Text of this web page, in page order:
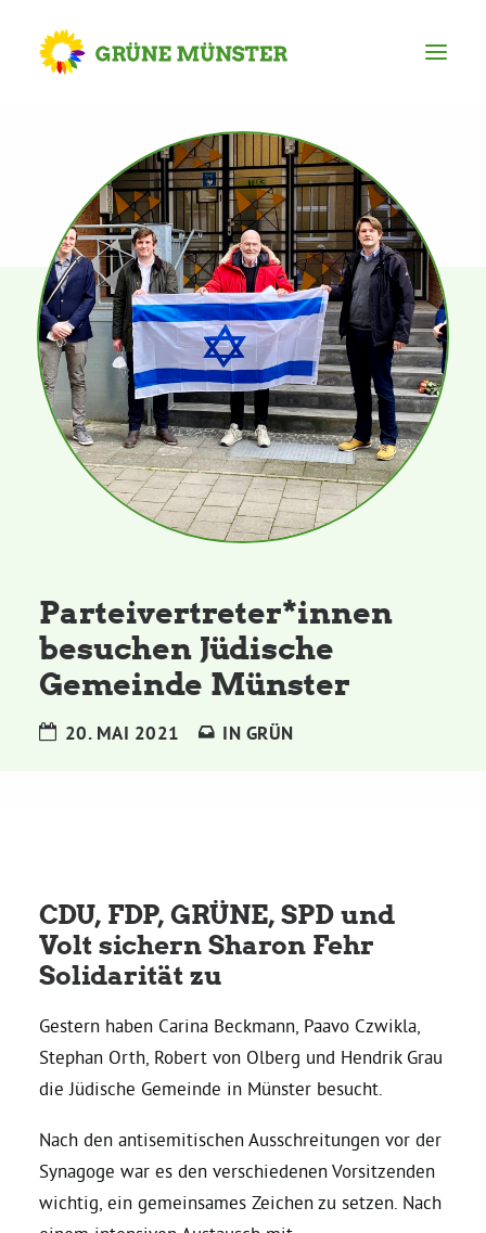
Partei
Kreisvorstand
Kreisgeschäftsstelle
Mitgliederversammlung
Ortsverbände
Kommissionen
Grünes Zentrum
Personen
Sylvia Rietenberg, MdB
Robin Korte, MdL
Daniel Freund, MdEP
Delegierte
Grüne im Rathaus
Parteivertreter*innen
besuchen Jüdische
Gemeinde Münster
20. MAI 2021 IN GRÜN
CDU, FDP, GRÜNE, SPD und
Volt sichern Sharon Fehr
Solidarität zu
Gestern haben Carina Beckmann, Paavo Czwikla,
Stephan Orth, Robert von Olberg und Hendrik Grau
die Jüdische Gemeinde in Münster besucht.
Nach den antisemitischen Ausschreitungen vor der
Synagoge war es den verschiedenen Vorsitzenden
wichtig, ein gemeinsames Zeichen zu setzen. Nach